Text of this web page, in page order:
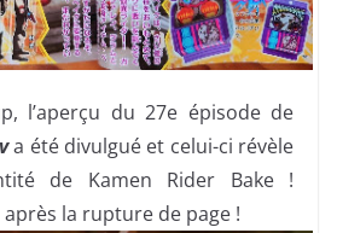
l’aperçu du 27e épisode de
a été divulgué et celui-ci révèle
de Kamen Rider Bake !
après la rupture de page !